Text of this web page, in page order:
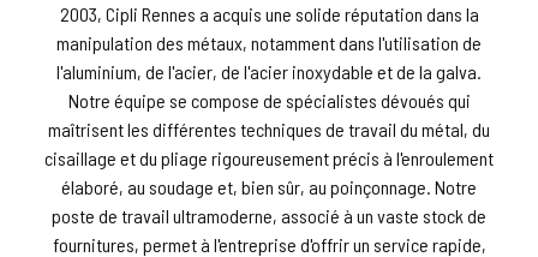
2003, Cipli Rennes a acquis une solide réputation dans la
manipulation des métaux, notamment dans l'utilisation de
l'aluminium, de l'acier, de l'acier inoxydable et de la galva.
Notre équipe se compose de spécialistes dévoués qui
maîtrisent les différentes techniques de travail du métal, du
cisaillage et du pliage rigoureusement précis à l'enroulement
élaboré, au soudage et, bien sûr, au poinçonnage. Notre
poste de travail ultramoderne, associé à un vaste stock de
fournitures, permet à l'entreprise d'offrir un service rapide,